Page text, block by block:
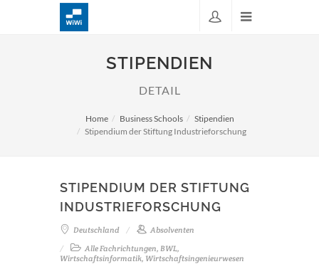
STIPENDIEN
DETAIL
Home Business Schools
Stipendien
Stipendium der Stiftung Industrieforschung
STIPENDIUM DER STIFTUNG
INDUSTRIEFORSCHUNG
Deutschland
Absolventen
Alle Fachrichtungen, BWL,
Wirtschaftsinformatik, Wirtschaftsingenieurwesen